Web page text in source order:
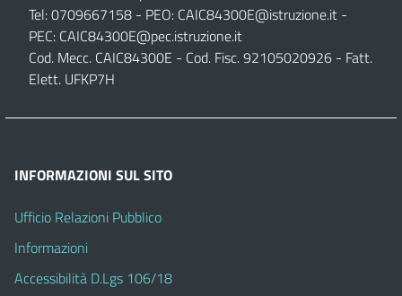
Tel: 0709667158 - PEO: CAIC84300E@istruzione.it -
PEC: CAIC84300E@pec.istruzione.it
Cod. Mecc. CAIC84300E - Cod. Fisc. 92105020926 - Fatt.
Elett. UFKP7H
INFORMAZIONI SUL SITO
Ufficio Relazioni Pubblico
Informazioni
Accessibilità D.Lgs 106/18